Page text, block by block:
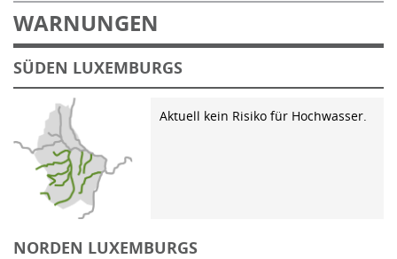
WARNUNGEN
SÜDEN LUXEMBURGS
Aktuell kein Risiko für Hochwasser.
NORDEN LUXEMBURGS